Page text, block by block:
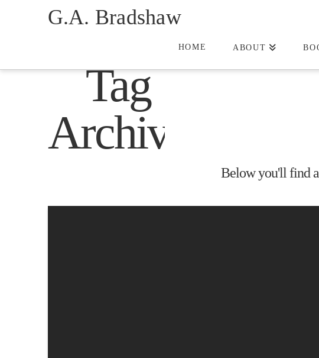
G.A. Bradshaw
HOME ABOUT
Tag
Archive
Below you'll find a